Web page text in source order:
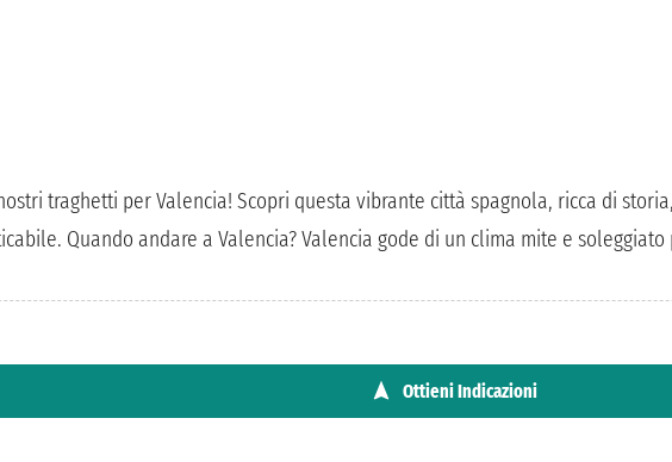
traghetti per Valencia! Scopri questa vibrante città spagnola, ricca di
Quando andare a Valencia? Valencia gode di un clima mite e
Ottieni Indicazioni